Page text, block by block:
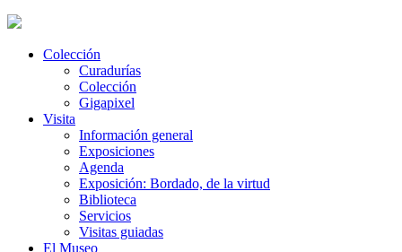
Colección
Curadurías
Colección
Gigapixel
Visita
Información general
Exposiciones
Agenda
Exposición: Bordado, de la virtud
Biblioteca
Servicios
Visitas guiadas
El Museo